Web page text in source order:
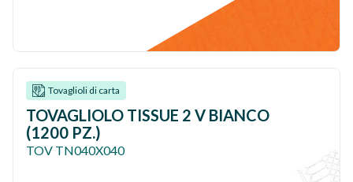
Tovaglioli di carta
TOVAGLIOLO TISSUE 2 V BIANCO
(1200 PZ.)
TOV TN040X040